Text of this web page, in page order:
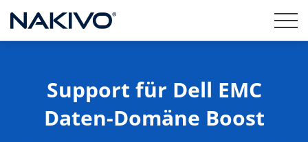
Support für Dell EMC
Daten-Domäne Boost